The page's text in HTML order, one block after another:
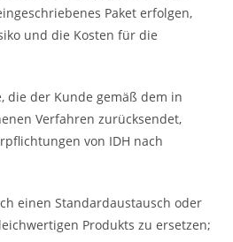
Paket erfolgen,
und die Kosten für die
die der Kunde gemäß dem in
Verfahren zurücksendet,
von IDH nach
einen Standardaustausch oder
Produkts zu ersetzen;